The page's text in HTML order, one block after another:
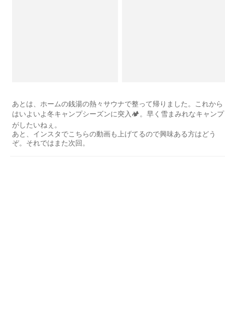
あとは、ホームの銭湯の熱々サウナで整って帰りました。これから
はいよいよ冬キャンプシーズンに突入🏕。早く雪まみれなキャンプ
がしたいねぇ。
あと、インスタでこちらの動画も上げてるので興味ある方はどう
ぞ。それではまた次回。